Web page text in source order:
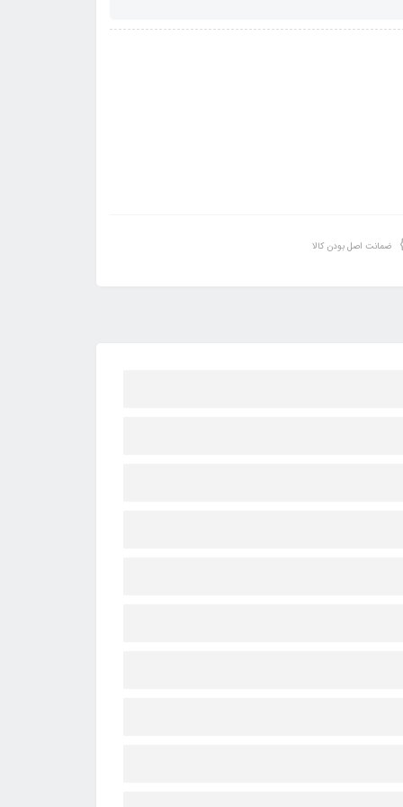
ضمانت اصل بودن کالا